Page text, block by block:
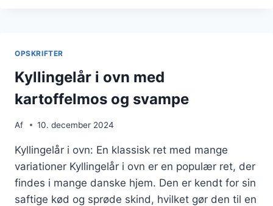
OPSKRIFTER
Kyllingelår i ovn med
kartoffelmos og svampe
Af 10. december 2024
Kyllingelår i ovn: En klassisk ret med mange
variationer Kyllingelår i ovn er en populær ret, der
findes i mange danske hjem. Den er kendt for sin
saftige kød og sprøde skind, hvilket gør den til en